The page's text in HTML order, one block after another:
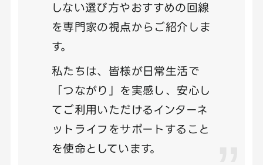
しない選び方やおすすめの回線
を専門家の視点からご紹介しま
す。
私たちは、皆様が日常生活で
「つながり」を実感し、安心し
てご利用いただけるインターネ
ットライフをサポートすること
を使命としています。